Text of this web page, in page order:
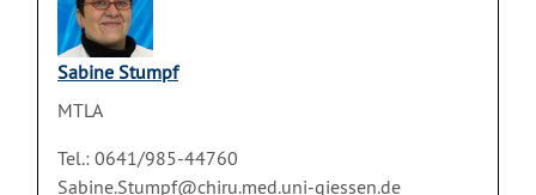
Sabine Stumpf
MTLA
Tel.: 0641/985-44760
Sabine.Stumpf@chiru.med.uni-giessen.de